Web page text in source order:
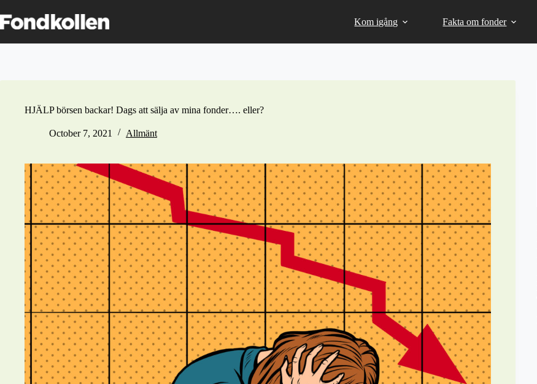
to
content
Kom igång Fakta om fonder
HJÄLP börsen backar! Dags att sälja av mina fonder…. eller?
October 7, 2021 Allmänt